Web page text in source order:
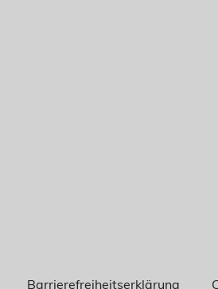
Barrierefreiheitserklärung